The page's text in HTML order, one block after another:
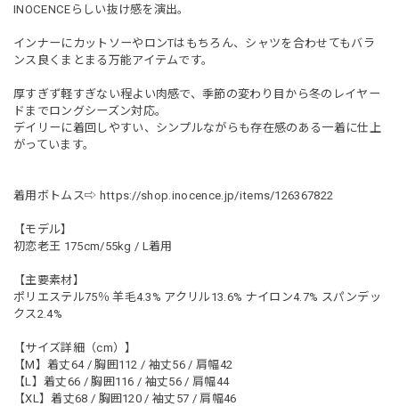
INOCENCEらしい抜け感を演出。
インナーにカットソーやロンTはもちろん、シャツを合わせてもバラ
ンス良くまとまる万能アイテムです。
厚すぎず軽すぎない程よい肉感で、季節の変わり目から冬のレイヤー
ドまでロングシーズン対応。
デイリーに着回しやすい、シンプルながらも存在感のある一着に仕上
がっています。
着用ボトムス⇨ https://shop.inocence.jp/items/126367822
【モデル】
初恋老王 175cm/55kg / L着用
【主要素材】
ポリエステル75％ 羊毛4.3% アクリル13.6% ナイロン4.7% スパンデッ
クス2.4%
【サイズ詳細（cm）】
【M】着丈64 / 胸囲112 / 袖丈56 / 肩幅42
【L】着丈66 / 胸囲116 / 袖丈56 / 肩幅44
【XL】着丈68 / 胸囲120 / 袖丈57 / 肩幅46